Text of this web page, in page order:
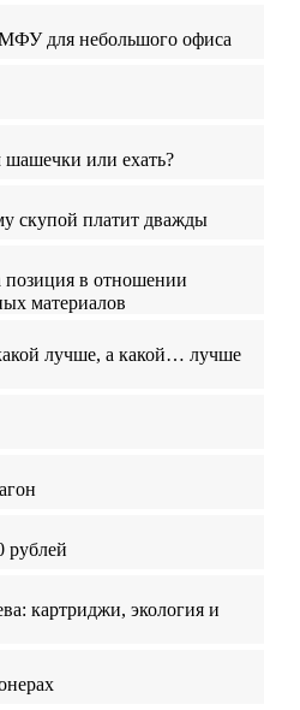
для небольшого офиса
шашечки или ехать?
скупой платит дважды
позиция в отношении
материалов
лучше, а какой… лучше
рублей
картриджи, экология и